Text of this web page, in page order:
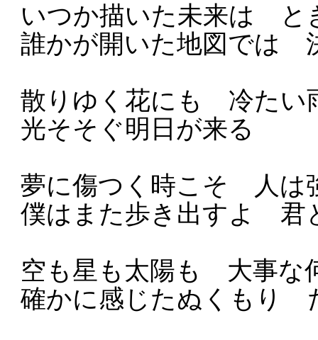
いつか描いた未来は と
誰かが開いた地図では
散りゆく花にも 冷たい
光そそぐ明日が来る
夢に傷つく時こそ 人は
僕はまた歩き出すよ 君
空も星も太陽も 大事な
確かに感じたぬくもり